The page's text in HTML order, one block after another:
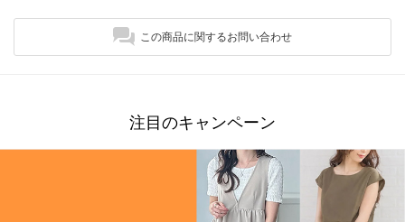
この商品に関するお問い合わせ
注目のキャンペーン